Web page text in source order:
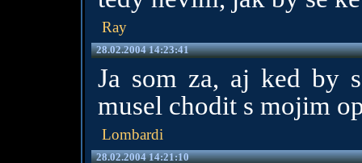
Ray
28.02.2004 14:23:41
Ja som za, aj ked by
musel chodit s mojim
Lombardi
28.02.2004 14:21:10